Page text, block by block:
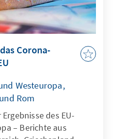
Corona-
Westeuropa,
Rom
des EU-
– Berichte aus